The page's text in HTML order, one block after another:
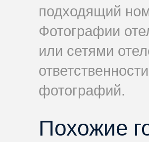
подходящий
Фотографии
или сетями
фотографий.
Похожие